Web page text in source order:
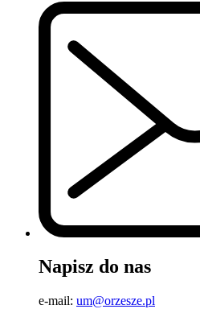
Napisz do nas
e-mail: um@orzesze.pl